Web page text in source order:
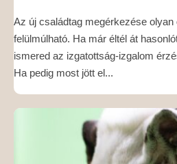
Az új családtag megérkezése
felülmúlható. Ha már éltél át
ismered az izgatottság-izgalom
Ha pedig most jött el...